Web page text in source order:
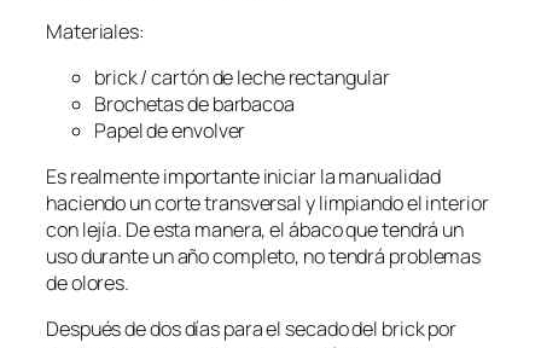
Materiales:
brick / cartón de leche rectangular
Brochetas de barbacoa
Papel de envolver
Es realmente importante iniciar la manualidad
haciendo un corte transversal y limpiando el interior
con lejía. De esta manera, el ábaco que tendrá un
uso durante un año completo, no tendrá problemas
de olores.
Después de dos días para el secado del brick por